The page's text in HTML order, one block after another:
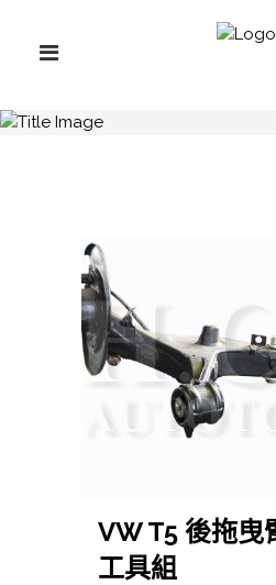
VW T5 後拖曳
工具組